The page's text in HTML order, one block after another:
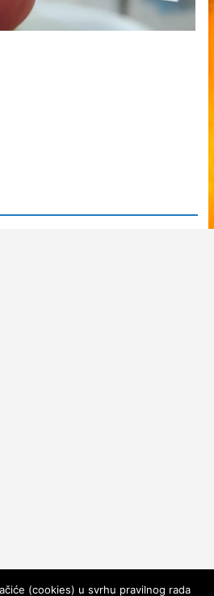
(cookies) u svrhu pravilnog rada